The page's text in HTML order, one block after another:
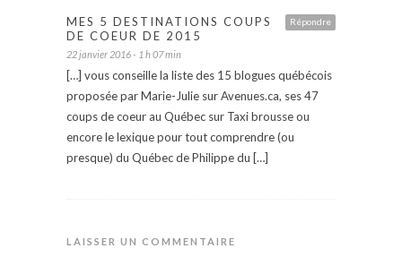
Répondre
MES 5 DESTINATIONS COUPS
DE COEUR DE 2015
22 janvier 2016 - 1 h 07 min
[…] vous conseille la liste des 15 blogues québécois
proposée par Marie-Julie sur Avenues.ca, ses 47
coups de coeur au Québec sur Taxi brousse ou
encore le lexique pour tout comprendre (ou
presque) du Québec de Philippe du […]
LAISSER UN COMMENTAIRE